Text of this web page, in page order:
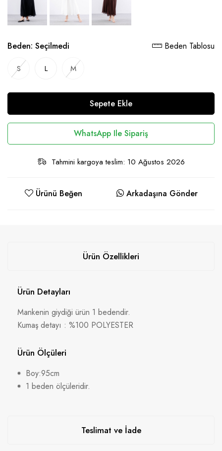
Beden: Seçilmedi Beden Tablosu
S L M
Sepete Ekle
WhatsApp Ile Sipariş
Tahmini kargoya teslim: 10 Ağustos 2026
Ürünü Beğen Arkadaşına Gönder
Ürün Özellikleri
Ürün Detayları
Mankenin giydiği ürün 1 bedendir.
Kumaş detayı : %100 POLYESTER
Ürün Ölçüleri
Boy:95cm
1 beden ölçüleridir.
Teslimat ve İade